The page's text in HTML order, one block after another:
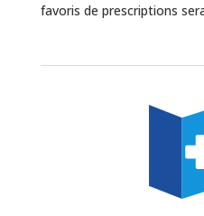
favoris de prescriptions